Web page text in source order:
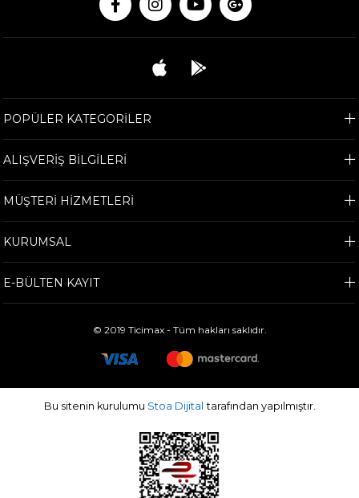
POPÜLER KATEGORİLER
ALIŞVERİŞ BİLGİLERİ
MÜŞTERİ HİZMETLERİ
KURUMSAL
E-BÜLTEN KAYIT
© 2019 Ticimax - Tüm hakları saklıdır.
Bu sitenin kurulumu Stoa Dijital tarafından yapılmıştır.